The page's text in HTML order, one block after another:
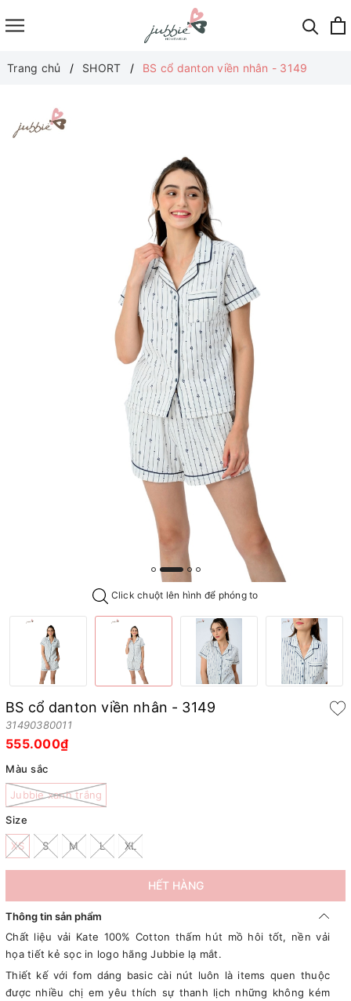
Trang chủ SHORT BS cổ danton viền nhân - 3149
Click chuột lên hình để phóng to
BS cổ danton viền nhân - 3149
31490380011
555.000₫
Màu sắc
Jubbie xanh trắng
Size
XS S M L XL
HẾT HÀNG
Thông tin sản phẩm
Chất liệu vải Kate 100% Cotton thấm hút mồ hôi tốt, nền vải
họa tiết kẻ sọc in logo hãng Jubbie lạ mắt.
Thiết kế với fom dáng basic cài nút luôn là items quen thuộc
được nhiều chị em yêu thích sự thanh lịch những không kém